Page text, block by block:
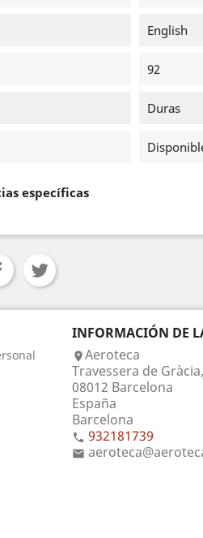
English
92
Duras
específicas
INFORMACIÓN DE
Aeroteca
Travessera de
08012 Barcelona
España
Barcelona
 932181739
